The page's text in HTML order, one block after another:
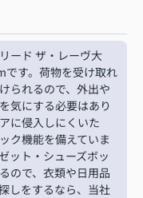
ード ザ・レーヴ大
です。荷物を受け取れ
られるので、外出や
気にする必要はあり
に侵入しにくいた
ク機能を備えていま
ット・シューズボッ
ので、衣類や日用品
しをするなら、当社